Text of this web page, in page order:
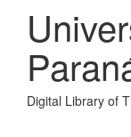
Digital Library of